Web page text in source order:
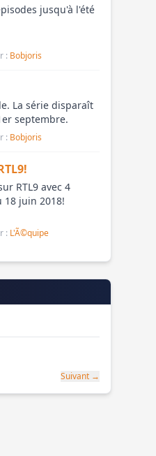
jusqu'à l'été
: Bobjoris
La série disparaît
septembre.
: Bobjoris
RTL9 avec 4
18 juin 2018!
: L'Ã©quipe
Suivant →